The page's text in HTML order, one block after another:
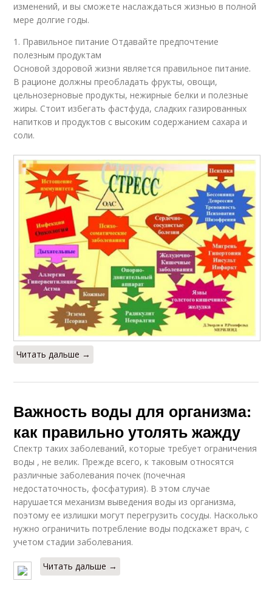
изменений, и вы сможете наслаждаться жизнью в полной
мере долгие годы.
1. Правильное питание Отдавайте предпочтение
полезным продуктам
Основой здоровой жизни является правильное питание.
В рационе должны преобладать фрукты, овощи,
цельнозерновые продукты, нежирные белки и полезные
жиры. Стоит избегать фастфуда, сладких газированных
напитков и продуктов с высоким содержанием сахара и
соли.
Читать дальше →
Важность воды для организма:
как правильно утолять жажду
Спектр таких заболеваний, которые требует ограничения
воды , не велик. Прежде всего, к таковым относятся
различные заболевания почек (почечная
недостаточность, фосфатурия). В этом случае
нарушается механизм выведения воды из организма,
поэтому ее излишки могут перегрузить сосуды. Насколько
нужно ограничить потребление воды подскажет врач, с
учетом стадии заболевания.
Читать дальше →